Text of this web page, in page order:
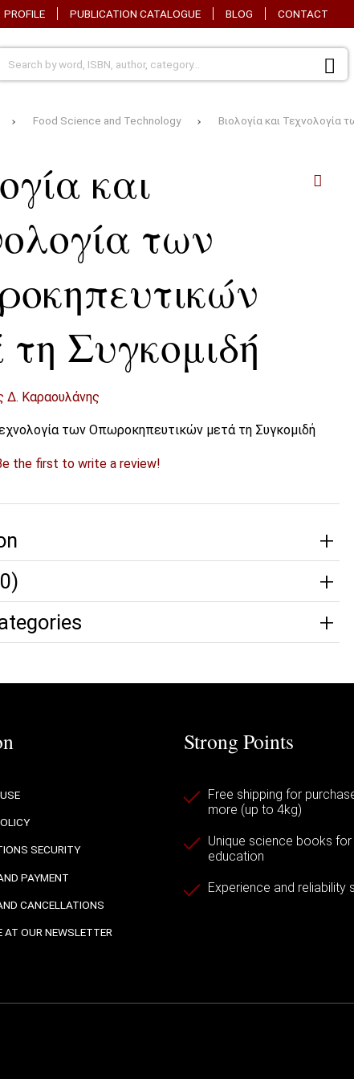
PROFILE PUBLICATION CATALOGUE BLOG CONTACT
Food Science and Technology Βιολογία και Τεχνολογία
και
των
τη Συγκομιδή
Δ. Καραουλάνης
των Οπωροκηπευτικών μετά τη Συγκομιδή
the first to write a review!
SECURITY
PAYMENT
CANCELLATIONS
AT OUR NEWSLETTER
Strong Points
Free shipping for
more (up to 4kg)
Unique science books
education
Experience and reliability